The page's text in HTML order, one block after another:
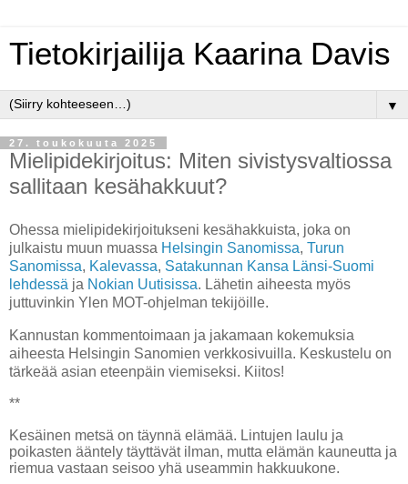
Tietokirjailija Kaarina Davis
▼
27. toukokuuta 2025
Mielipidekirjoitus: Miten sivistysvaltiossa
sallitaan kesähakkuut?
Ohessa mielipidekirjoitukseni kesähakkuista, joka on
julkaistu muun muassa Helsingin Sanomissa, Turun
Sanomissa, Kalevassa, Satakunnan Kansa Länsi-Suomi
lehdessä ja Nokian Uutisissa. Lähetin aiheesta myös
juttuvinkin Ylen MOT-ohjelman tekijöille.
Kannustan kommentoimaan ja jakamaan kokemuksia
aiheesta Helsingin Sanomien verkkosivuilla. Keskustelu on
tärkeää asian eteenpäin viemiseksi. Kiitos!
**
Kesäinen metsä on täynnä elämää. Lintujen laulu ja
poikasten ääntely täyttävät ilman, mutta elämän kauneutta ja
riemua vastaan seisoo yhä useammin hakkuukone.